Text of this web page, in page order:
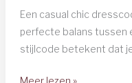
Een casual chic
perfecte balans tussen
stijlcode betekent dat
Casual